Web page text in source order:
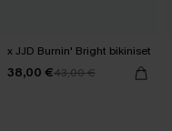
x JJD Burnin' Bright bikiniset
38,00 €43,00 €